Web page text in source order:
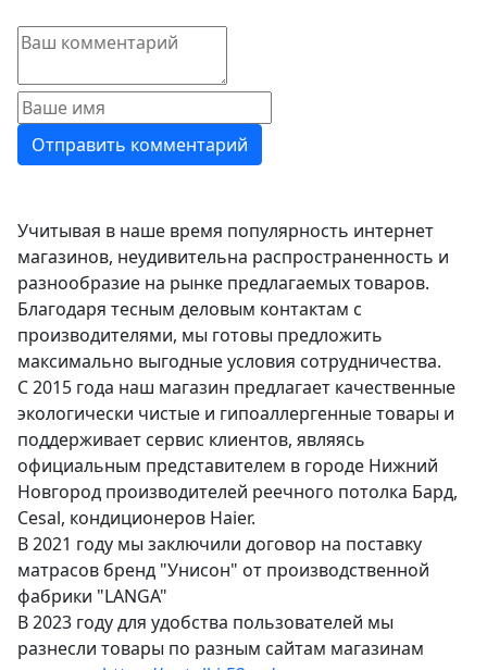
Учитывая в наше время популярность интернет
магазинов, неудивительна распространенность и
разнообразие на рынке предлагаемых товаров.
Благодаря тесным деловым контактам с
производителями, мы готовы предложить
максимально выгодные условия сотрудничества.
С 2015 года наш магазин предлагает качественные
экологически чистые и гипоаллергенные товары и
поддерживает сервис клиентов, являясь
официальным представителем в городе Нижний
Новгород производителей реечного потолка Бард,
Cesal, кондиционеров Haier.
В 2021 году мы заключили договор на поставку
матрасов бренд "Унисон" от производственной
фабрики "LANGA"
В 2023 году для удобства пользователей мы
разнесли товары по разным сайтам магазинам